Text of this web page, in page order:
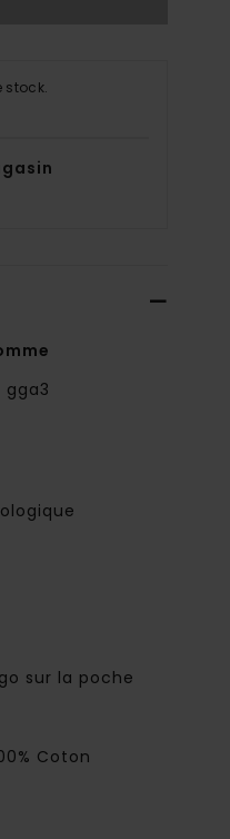
stock.
gga3
sur la poche
Coton